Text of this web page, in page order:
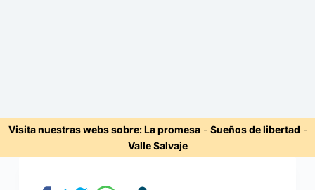
Visita nuestras webs sobre:La promesa- Sueños de libertad -
Valle Salvaje